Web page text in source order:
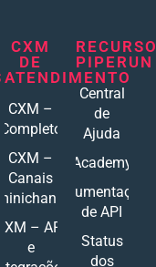
CXM
DE
ATENDIMENTO
CXM –
Completo
CXM –
Canais
CXM – API
e
PIPERUN
Central
de
Ajuda
Academy
Documentações
de API
Status
dos